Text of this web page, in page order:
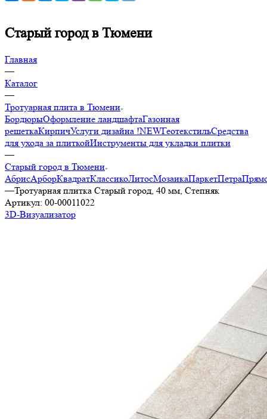
Старый город в Тюмени
Главная
—
Каталог
—
Тротуарная плита в Тюмени
БордюрыОформление ландшафтаГазонная
решеткаКирпичУслуги дизайна !NEWГеотекстильСредства
для ухода за плиткойИнструменты для укладки плитки
—
Старый город в Тюмени
АбрисАрборКвадратКлассикоЛитосМозаикаПаркетПетра
—Тротуарная плитка Старый город, 40 мм, Степняк
Артикул: 00-00011022
3D-Визуализатор